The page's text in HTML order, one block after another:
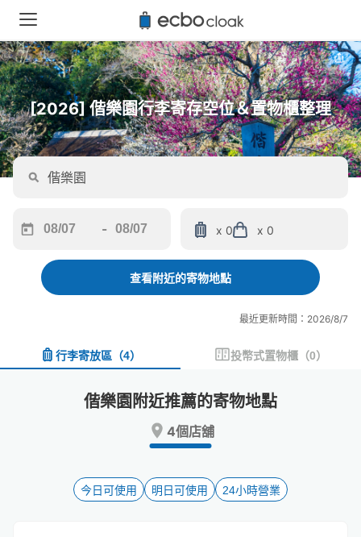
[2026] 偕樂園行李寄存空位＆置物櫃整理
forward
interact
and
-
backward
interact
and
a
date.
key
to
x 0 x 0
查看附近的寄物地點
最近更新時間：2026/8/7
行李寄放區 （4） 投幣式置物櫃 （0）
偕樂園附近推薦的寄物地點
4個店舖
今日可使用 明日可使用 24小時營業